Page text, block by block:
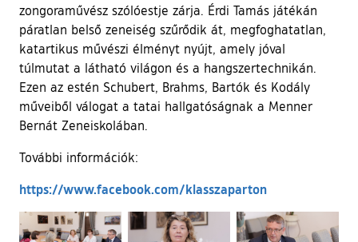
zongoraművész szólóestje zárja. Érdi Tamás játékán
páratlan belső zeneiség szűrődik át, megfoghatatlan,
katartikus művészi élményt nyújt, amely jóval
túlmutat a látható világon és a hangszertechnikán.
Ezen az estén Schubert, Brahms, Bartók és Kodály
műveiből válogat a tatai hallgatóságnak a Menner
Bernát Zeneiskolában.
További információk:
https://www.facebook.com/klasszaparton(külső
Ugrás a galéria utánra